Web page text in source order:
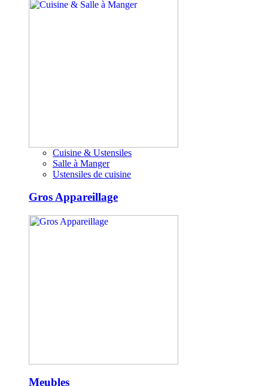
Cuisine & Ustensiles
Salle à Manger
Ustensiles de cuisine
Gros Appareillage
Meubles